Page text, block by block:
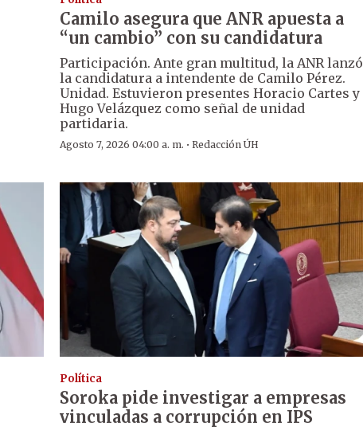
Camilo asegura que ANR apuesta a
“un cambio” con su candidatura
Participación. Ante gran multitud, la ANR lanzó
la candidatura a intendente de Camilo Pérez.
Unidad. Estuvieron presentes Horacio Cartes y
Hugo Velázquez como señal de unidad
partidaria.
Agosto 7, 2026 04:00 a. m. ·Redacción ÚH
Política
Soroka pide investigar a empresas
vinculadas a corrupción en IPS